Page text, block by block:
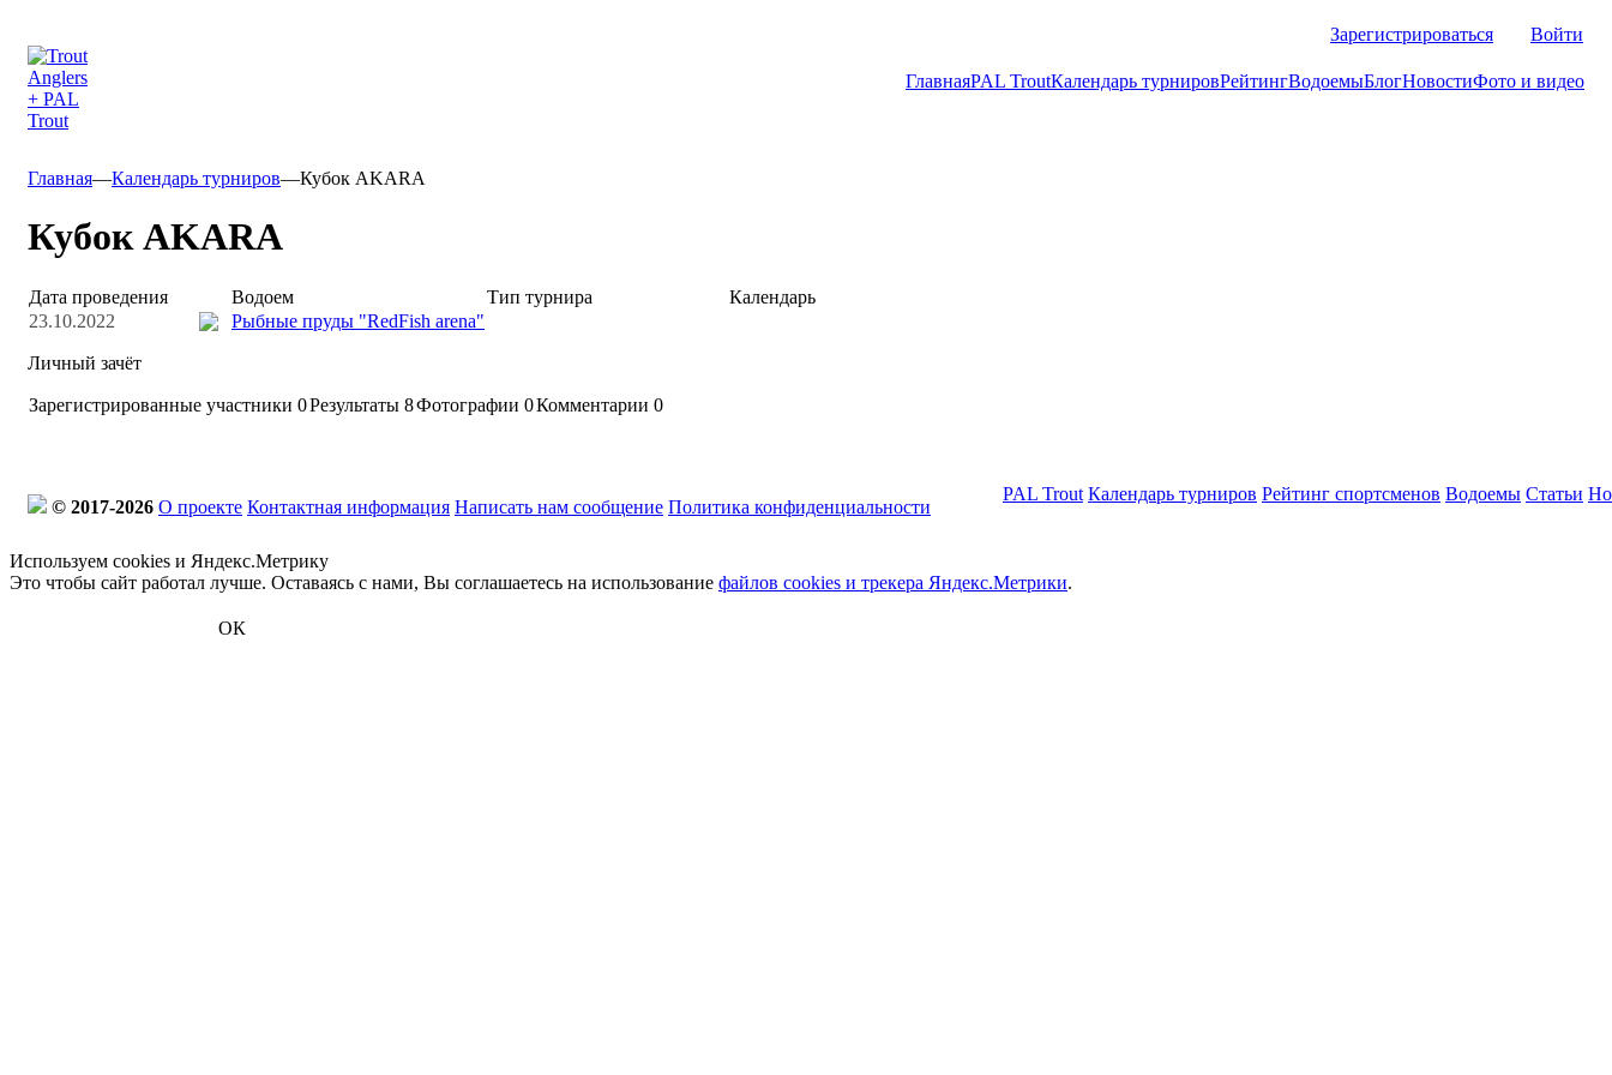
Зарегистрироваться Войти
ГлавнаяPAL TroutКалендарь турнировРейтингВодоемыБлогНовостиФото и видео
Главная—Календарь турниров—Кубок AKARA
Кубок AKARA
Дата проведения Водоем Тип турнира
Календарь
23.10.2022
Рыбные пруды "RedFish arena"
Личный зачёт
Зарегистрированные участники 0Результаты 8Фотографии 0Комментарии 0
© 2017-2026 О проекте Контактная информация Написать нам сообщение Политика конфиденциальности
PAL Trout Календарь турниров Рейтинг спортсменов Водоемы Статьи
Используем cookies и Яндекс.Метрику
Это чтобы сайт работал лучше. Оставаясь с нами, Вы соглашаетесь на использование файлов cookies и трекера Яндекс.Метрики.
ОК